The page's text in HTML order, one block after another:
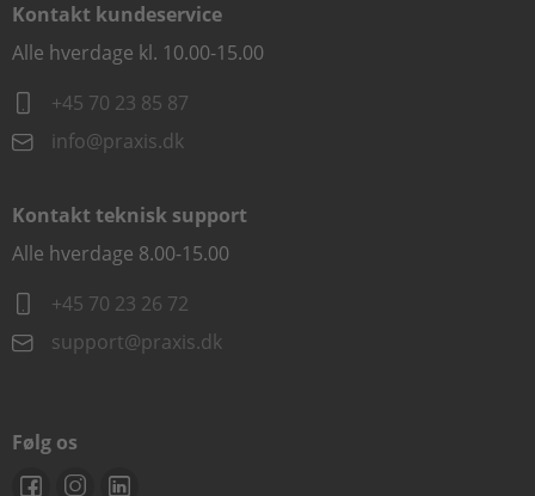
Kontakt kundeservice
Alle hverdage kl. 10.00-15.00
+45 70 23 85 87
info@praxis.dk
Kontakt teknisk support
Alle hverdage 8.00-15.00
+45 70 23 26 72
support@praxis.dk
Følg os